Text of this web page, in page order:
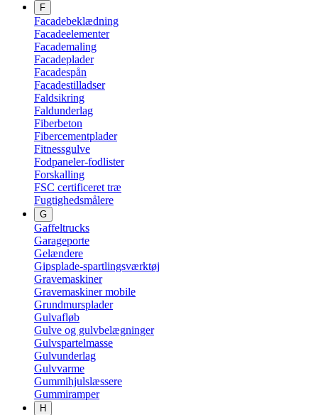
F
Facadebeklædning
Facadeelementer
Facademaling
Facadeplader
Facadespån
Facadestilladser
Faldsikring
Faldunderlag
Fiberbeton
Fibercementplader
Fitnessgulve
Fodpaneler-fodlister
Forskalling
FSC certificeret træ
Fugtighedsmålere
G
Gaffeltrucks
Garageporte
Gelændere
Gipsplade-spartlingsværktøj
Gravemaskiner
Gravemaskiner mobile
Grundmursplader
Gulvafløb
Gulve og gulvbelægninger
Gulvspartelmasse
Gulvunderlag
Gulvvarme
Gummihjulslæssere
Gummiramper
H